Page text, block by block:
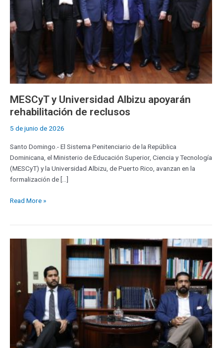
MESCyT y Universidad Albizu apoyarán
rehabilitación de reclusos
5 de junio de 2026
Santo Domingo.- El Sistema Penitenciario de la República
Dominicana, el Ministerio de Educación Superior, Ciencia y Tecnología
(MESCyT) y la Universidad Albizu, de Puerto Rico, avanzan en la
formalización de […]
Read More »
MESCyT
alcance
las
cooperación
internacional